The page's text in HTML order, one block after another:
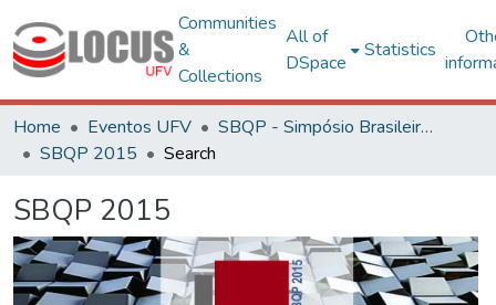
Communities
&
Collections
All of
DSpace
Statistics
Home Eventos UFV
SBQP - Simpósio Brasileiro de Qualidade do Projeto no Ambiente Construído
SBQP 2015
Search
SBQP 2015